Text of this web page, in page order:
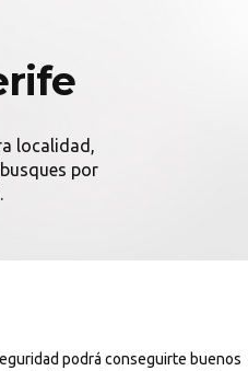
localidad,
por
podrá conseguirte buenos